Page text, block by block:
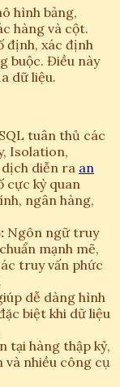
hình bảng,
hàng và cột.
định, xác định
buộc. Điều này
dữ liệu.
SQL tuân thủ các
Isolation,
diễn ra an
cực kỳ quan
ngân hàng,
Ngôn ngữ truy
mạnh mẽ,
truy vấn phức
dễ dàng hình
biệt khi dữ liệu
tại hàng thập kỷ,
nhiều công cụ